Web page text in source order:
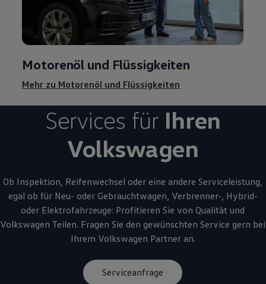
Motorenöl und Flüssigkeiten
Mehr zu Motorenöl und Flüssigkeiten
Services für Ihren
Volkswagen
Ob Inspektion, Reifenwechsel oder eine andere Serviceleistung,
egal ob für Neu- oder Gebrauchtwagen , Verbrenner-, Hybrid-
oder Elektrofahrzeuge: Profitieren Sie von Qualität und
Volkswagen Teilen. Fragen Sie den gewünschten Service gern bei
Ihrem Volkswagen Partner an.
Serviceanfrage